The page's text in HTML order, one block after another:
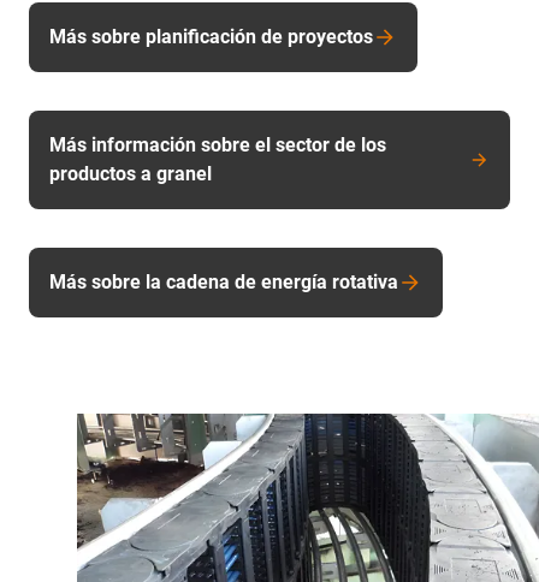
Más sobre planificación de proyectos
Más información sobre el sector de los
productos a granel
Más sobre la cadena de energía rotativa